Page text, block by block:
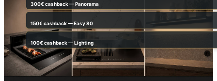
300€ cashback — Panorama
150€ cashback — Easy 80
100€ cashback — Lighting